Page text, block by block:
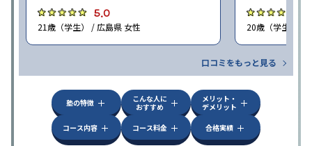
5.0
21歳（学生） / 広島県 女性 20歳（学生） /
口コミをもっと見る
塾の特徴
こんな人に
おすすめ
メリット・
デメリット
コース内容
コース料金 合格実績